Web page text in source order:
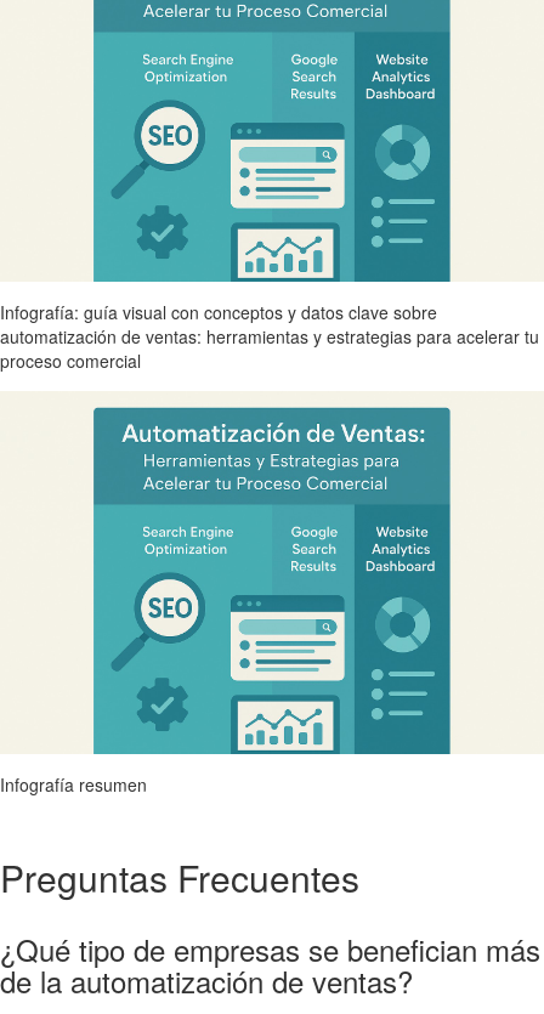
Infografía: guía visual con conceptos y datos clave sobre
automatización de ventas: herramientas y estrategias para acelerar tu
proceso comercial
Infografía resumen
Preguntas Frecuentes
¿Qué tipo de empresas se benefician más
de la automatización de ventas?